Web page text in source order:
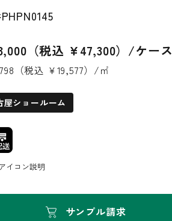
洗面・キッチン
造作用材
アルミ遮熱材
無垢の魅力
PHPN0145
（税込 ¥47,300）/ケース
（税込 ¥19,577）/㎡
屋ショールーム
イコン説明
サンプル請求